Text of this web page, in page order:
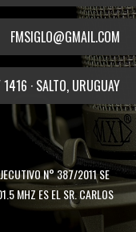
FMSIGLO@GMAIL.COM
· SALTO, URUGUAY
N° 387/2011 SE
MHZ ES EL SR. CARLOS